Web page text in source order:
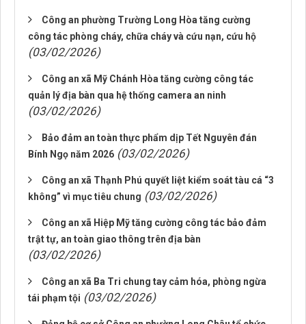
Công an phường Trường Long Hòa tăng cường
công tác phòng cháy, chữa cháy và cứu nạn, cứu hộ
(03/02/2026)
Công an xã Mỹ Chánh Hòa tăng cường công tác
quản lý địa bàn qua hệ thống camera an ninh
(03/02/2026)
Bảo đảm an toàn thực phẩm dịp Tết Nguyên đán
Bính Ngọ năm 2026 (03/02/2026)
Công an xã Thạnh Phú quyết liệt kiểm soát tàu cá “3
không” vì mục tiêu chung (03/02/2026)
Công an xã Hiệp Mỹ tăng cường công tác bảo đảm
trật tự, an toàn giao thông trên địa bàn
(03/02/2026)
Công an xã Ba Tri chung tay cảm hóa, phòng ngừa
tái phạm tội (03/02/2026)